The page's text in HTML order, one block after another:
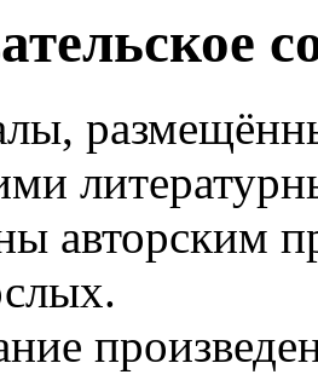
авторским